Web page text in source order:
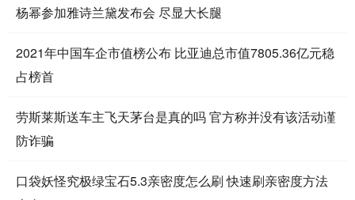
杨幂参加雅诗兰黛发布会 尽显大长腿
2021年中国车企市值榜公布 比亚迪总市值7805.36亿元稳
占榜首
劳斯莱斯送车主飞天茅台是真的吗 官方称并没有该活动谨
防诈骗
口袋妖怪究极绿宝石5.3亲密度怎么刷 快速刷亲密度方法